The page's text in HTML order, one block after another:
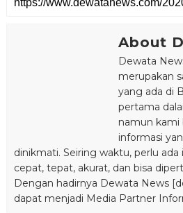
About
Dewata
merupakan
yang ada di
pertama
namun kami
informasi
dinikmati. Seiring waktu, perlu
cepat, tepat, akurat, dan bisa
Dengan hadirnya Dewata News
dapat menjadi Media Partner